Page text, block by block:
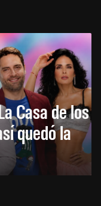
Casa de los
quedó la